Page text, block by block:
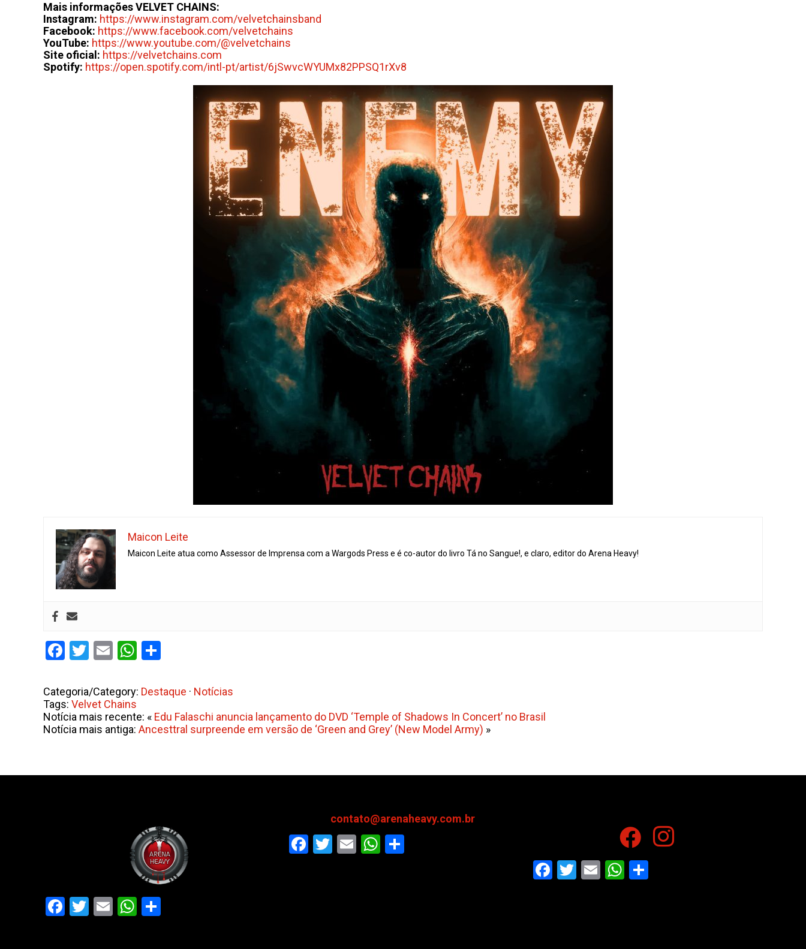
Mais informações VELVET CHAINS:
Instagram: https://www.instagram.com/velvetchainsband
Facebook: https://www.facebook.com/velvetchains
YouTube: https://www.youtube.com/@velvetchains
Site oficial: https://velvetchains.com
Spotify: https://open.spotify.com/intl-pt/artist/6jSwvcWYUMx82PPSQ1rXv8
Maicon Leite
Maicon Leite atua como Assessor de Imprensa com a Wargods Press e é co-autor do livro Tá no Sangue!, e claro, editor do Arena Heavy!
Facebook
Twitter
EmailWhatsApp
Categoria/Category: Destaque · Notícias
Tags: Velvet Chains
Notícia mais recente: « Edu Falaschi anuncia lançamento do DVD ‘Temple of Shadows In Concert’ no Brasil
Notícia mais antiga: Ancesttral surpreende em versão de ‘Green and Grey’ (New Model Army) »
Facebook
Twitter
EmailWhatsApp
contato@arenaheavy.com.br
Facebook
Twitter
EmailWhatsApp
Facebook
Twitter
EmailWhatsApp
Share